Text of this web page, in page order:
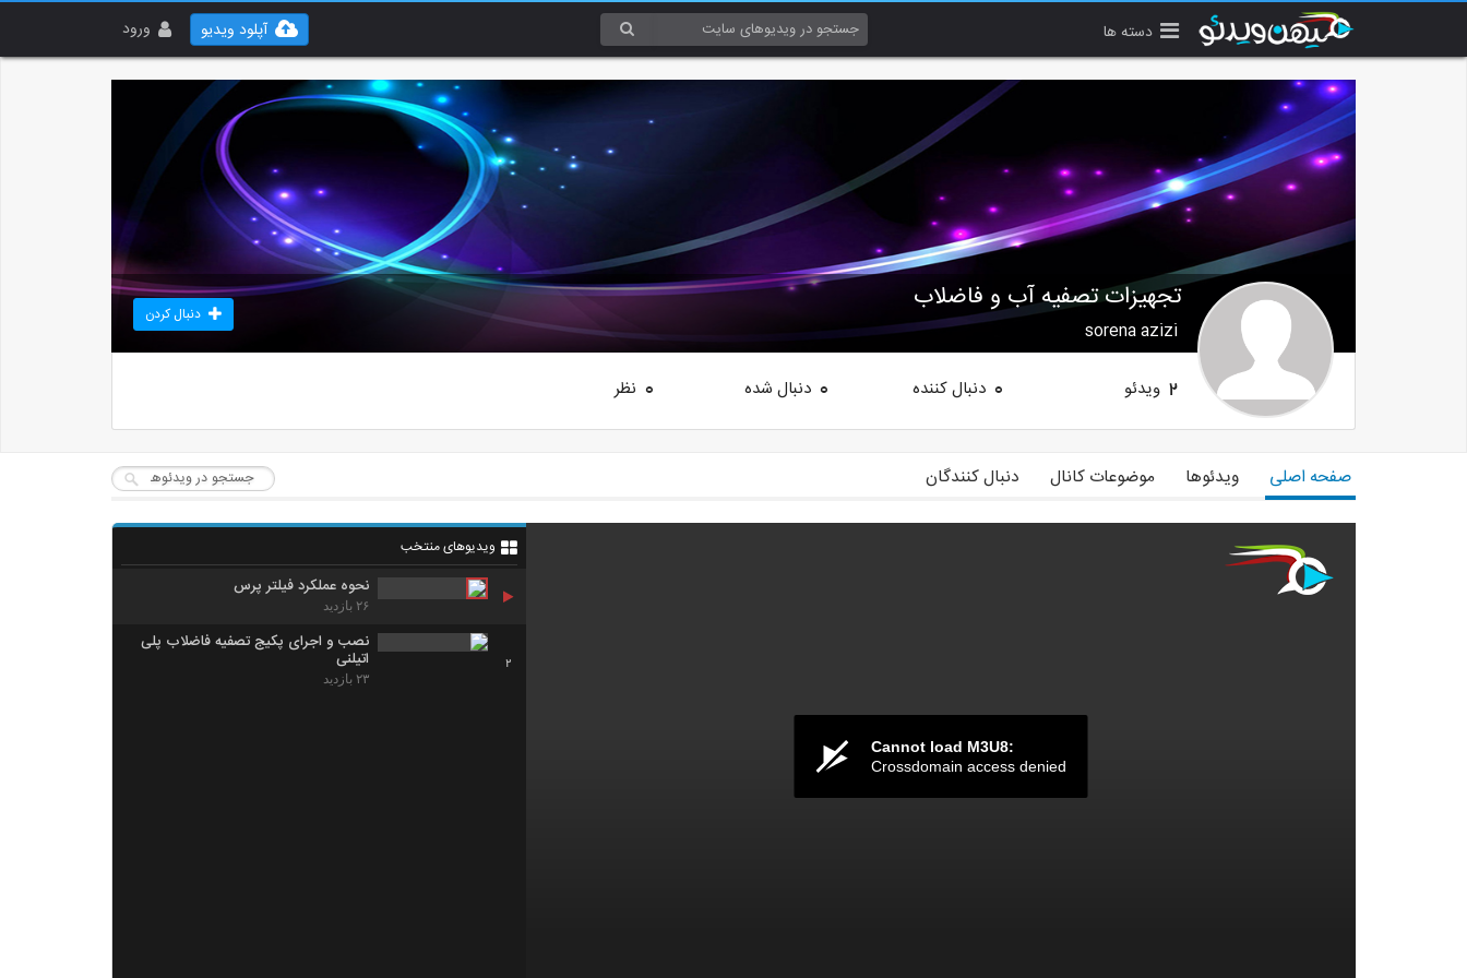
دسته ها ورود آپلود ویدیو
تجهیزات تصفیه آب و فاضلاب
sorena azizi
دنبال کردن
2 ویدئو 0 دنبال کننده 0 دنبال شده 0 نظر
صفحه اصلی ویدئوها موضوعات کانال دنبال کنندگان
Cannot load M3U8:
Crossdomain access denied
ویدیوهای منتخب
نحوه عملکرد فیلتر پرس
۲۶ بازدید
2
نصب و اجرای پکیج تصفیه فاضلاب پلی
اتیلنی
۲۳ بازدید